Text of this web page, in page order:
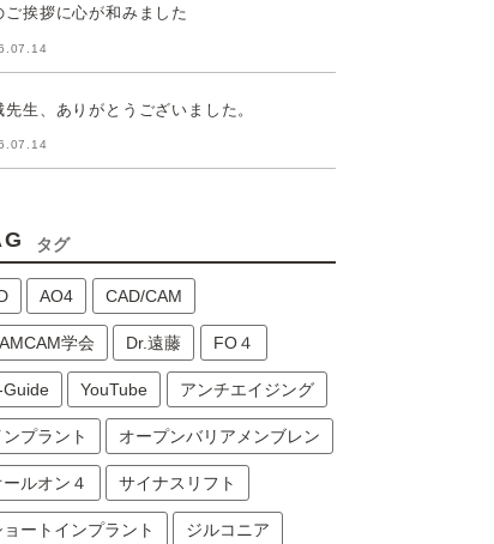
ご挨拶に心が和みました
先生、ありがとうございました。
タグ
AO4 CAD/CAM
学会 Dr.遠藤 FO４
Guide YouTube アンチエイジング
ンプラント オープンバリアメンブレン
ールオン４ サイナスリフト
ョートインプラント ジルコニア